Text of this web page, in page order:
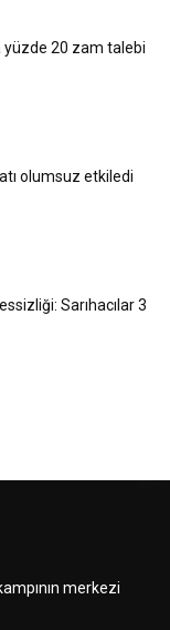
yüzde 20 zam talebi
olumsuz etkiledi
Sarıhacılar 3
merkezi